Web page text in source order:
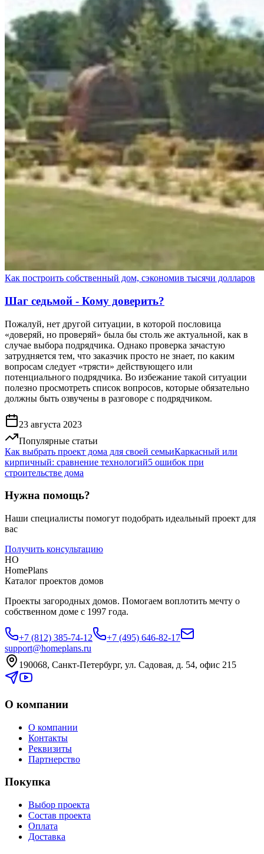
Как построить собственный дом, сэкономив тысячи долларов
Шаг седьмой - Кому доверить?
Пожалуй, нет другой ситуации, в которой пословица
«доверяй, но проверяй» была бы столь же актуальной, как в
случае выбора подрядчика. Однако проверка зачастую
затрудняется тем, что заказчик просто не знает, по каким
вопросам следует «трясти» действующего или
потенциального подрядчика. Во избежание такой ситуации
полезно просмотреть список вопросов, которые обязательно
должны быть озвучены в разговоре с подрядчиком.
23 августа 2023
Популярные статьи
Как выбрать проект дома для своей семьиКаркасный или
кирпичный: сравнение технологий5 ошибок при
строительстве дома
Нужна помощь?
Наши специалисты помогут подобрать идеальный проект для
вас
Получить консультацию
HO
HomePlans
Каталог проектов домов
Проекты загородных домов. Помогаем воплотить мечту о
собственном доме с 1997 года.
+7 (812) 385-74-12
+7 (495) 646-82-17
support@homeplans.ru
190068, Санкт-Петербург, ул. Садовая, д. 54, офис 215
О компании
О компании
Контакты
Реквизиты
Партнерство
Покупка
Выбор проекта
Состав проекта
Оплата
Доставка